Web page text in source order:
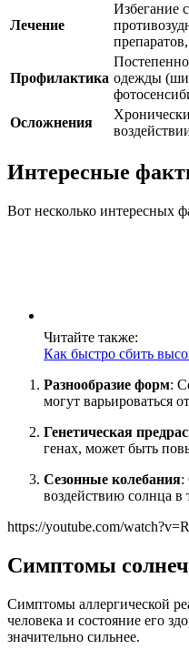
Лечение
Избегание
Профилактика одежды
Осложнения
Интересные
Вот несколько интересных
Читайте также:
Как быстро сбить
Разнообразие форм:
могут варьироваться
Генетическая
генах, может быть
Сезонные колебания:
воздействию солнца в
https://youtube.com/
Симптомы
Симптомы аллергической
человека и состояние его
значительно сильнее.